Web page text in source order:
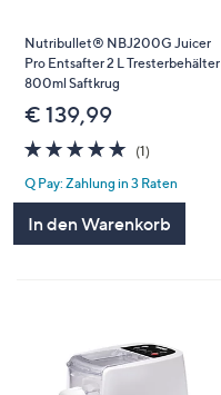
Nutribullet® NBJ200G Juicer
Pro Entsafter 2 L Tresterbehälter
800ml Saftkrug
€ 139,99
5.0
von
5
(1)1
Q Pay: Zahlung in 3 Raten
In den Warenkorb